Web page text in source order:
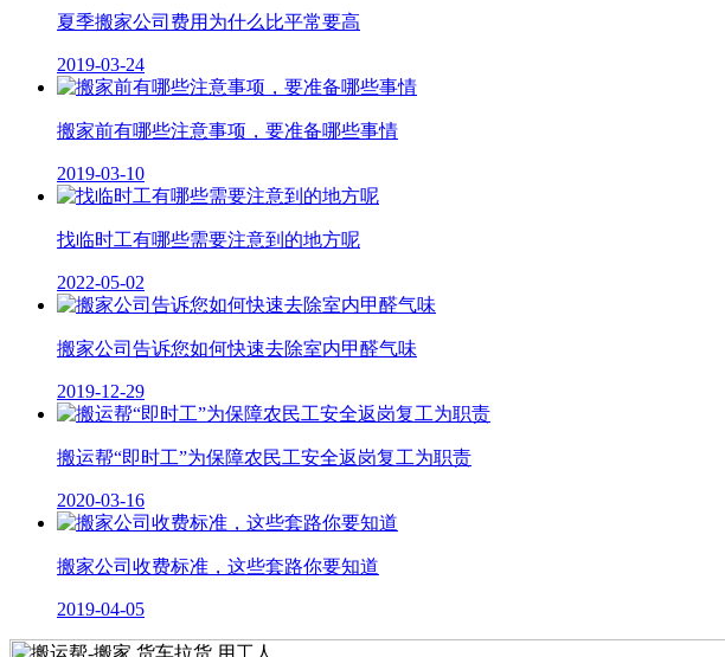
夏季搬家公司费用为什么比平常要高
2019-03-24
搬家前有哪些注意事项，要准备哪些事情
2019-03-10
找临时工有哪些需要注意到的地方呢
2022-05-02
搬家公司告诉您如何快速去除室内甲醛气味
2019-12-29
搬运帮“即时工”为保障农民工安全返岗复工为职责
2020-03-16
搬家公司收费标准，这些套路你要知道
2019-04-05